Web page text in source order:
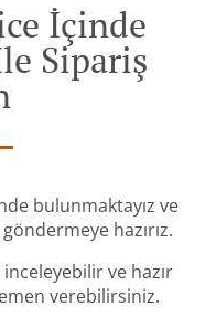
İçinde
Sipariş
bulunmaktayız ve
hazırız.
ve hazır
verebilirsiniz.